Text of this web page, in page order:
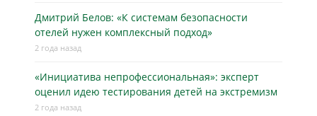
Дмитрий Белов: «К системам безопасности
отелей нужен комплексный подход»
2 года назад
«Инициатива непрофессиональная»: эксперт
оценил идею тестирования детей на экстремизм
2 года назад